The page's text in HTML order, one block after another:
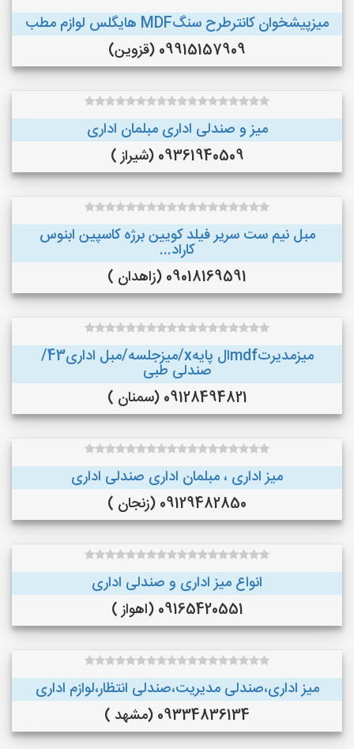
میزپیشخوان کانترطرح سنگMDF هایگلس لوازم مطب
09915157909 (قزوین)
میز و صندلی اداری مبلمان اداری
09361940509 (شیراز )
مبل نیم ست سریر فیلد کویین برژه کاسپین ابنوس
کاراد...
09018169591 (زاهدان )
میزمدیرتmdfال پایهx/میزجلسه/مبل اداری43/
صندلی طبی
09128494821 (سمنان )
میز اداری ، مبلمان اداری صندلی اداری
09129482850 (زنجان )
انواع میز اداری و صندلی اداری
09165420551 (اهواز )
میز اداری،صندلی مدیریت،صندلی انتظار،لوازم اداری
09334836134 (مشهد )